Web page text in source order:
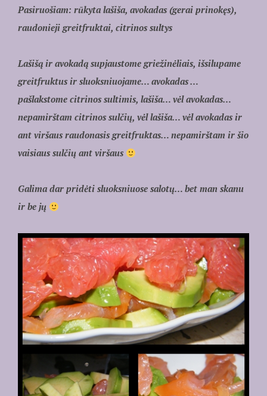
Pasiruošiam: rūkyta lašiša, avokadas (gerai prinokęs),
raudonieji greitfruktai, citrinos sultys
Lašišą ir avokadą supjaustome griežinėliais, išsilupame
greitfruktus ir sluoksniuojame… avokadas …
pašlakstome citrinos sultimis, lašiša… vėl avokadas…
nepamirštam citrinos sulčių, vėl lašiša… vėl avokadas ir
ant viršaus raudonasis greitfruktas… nepamirštam ir šio
vaisiaus sulčių ant viršaus
Galima dar pridėti sluoksniuose salotų… bet man skanu
ir be jų